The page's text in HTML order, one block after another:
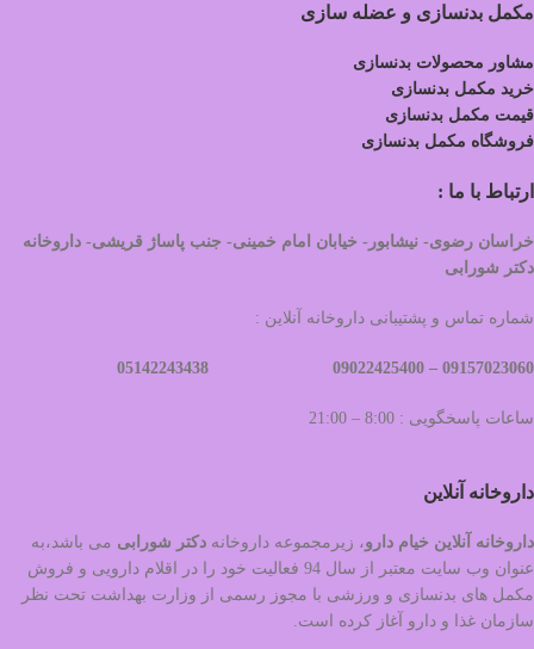
مکمل بدنسازی و عضله سازی
مشاور محصولات بدنسازی
خرید مکمل بدنسازی
قیمت مکمل بدنسازی
فروشگاه مکمل بدنسازی
ارتباط با ما :
خراسان رضوی- نیشابور- خیابان امام خمینی- جنب پاساژ قریشی- داروخانه
دکتر شورابی
شماره تماس و پشتیبانی داروخانه آنلاین :
09157023060 –
ساعات پاسخگویی : 8:00 – 21:00
داروخانه آنلاین
داروخانه آنلاین خیام دارو، زیرمجموعه داروخانه دکتر شورابی می باشد،به
عنوان وب سایت معتبر از سال 94 فعالیت خود را در اقلام دارویی و فروش
مکمل های بدنسازی و ورزشی با مجوز رسمی از وزارت بهداشت تحت نظر
سازمان غذا و دارو آغاز کرده است.